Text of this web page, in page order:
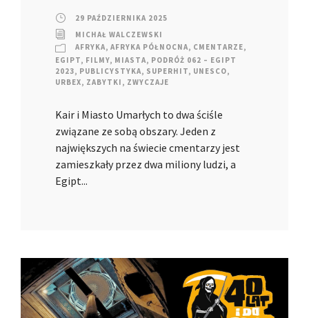
29 PAŹDZIERNIKA 2025
MICHAŁ WALCZEWSKI
AFRYKA, AFRYKA PÓŁNOCNA, CMENTARZE,
EGIPT, FILMY, MIASTA, PODRÓŻ 062 – EGIPT
2023, PUBLICYSTYKA, SUPERHIT, UNESCO,
URBEX, ZABYTKI , ZWYCZAJE
Kair i Miasto Umarłych to dwa ściśle
związane ze sobą obszary. Jeden z
największych na świecie cmentarzy jest
zamieszkały przez dwa miliony ludzi, a
Egipt...